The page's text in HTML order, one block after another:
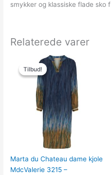
smykker og klassiske flade sko f
Relaterede varer
Tilbud!
Tilbud!
Marta du Chateau dame kjole
MdcValerie 3215 –
Den
oprindelige
pris
var:
499.00kr..
Den
aktuelle
pris
er:
150.00kr..